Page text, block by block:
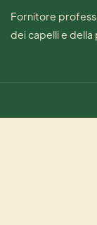
Fornitore
dei capelli e della